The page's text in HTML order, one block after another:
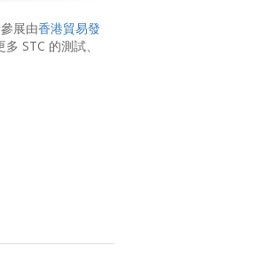
展由香港貿易發
STC 的測試、